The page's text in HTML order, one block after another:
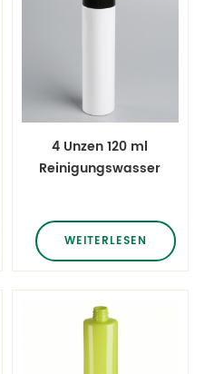
4 Unzen 120 ml
Reinigungswasser
WEITERLESEN